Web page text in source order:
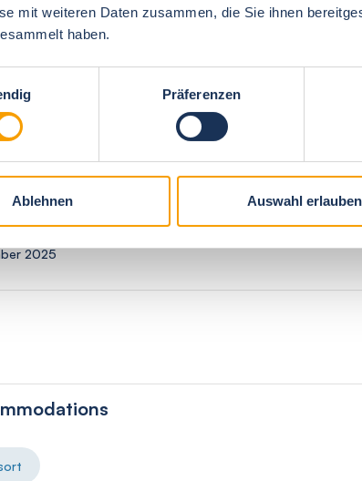
mit weiteren Daten zusammen, die Sie ihnen
haben.
Präferenzen
Ablehnen Auswahl erlauben
4.8overall impression
2025